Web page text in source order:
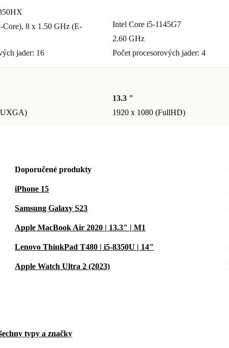
Core), 8 x 1.50 GHz (E-
jader: 16
Intel Core i5-1145G7
2.60 GHz
Počet procesorových jader: 4
13.3 "
1920 x 1080 (FullHD)
Doporučené produkty
iPhone 15
Samsung Galaxy S23
Apple MacBook Air 2020 | 13.3" | M1
Lenovo ThinkPad T480 | i5-8350U | 14"
Apple Watch Ultra 2 (2023)
typy a značky